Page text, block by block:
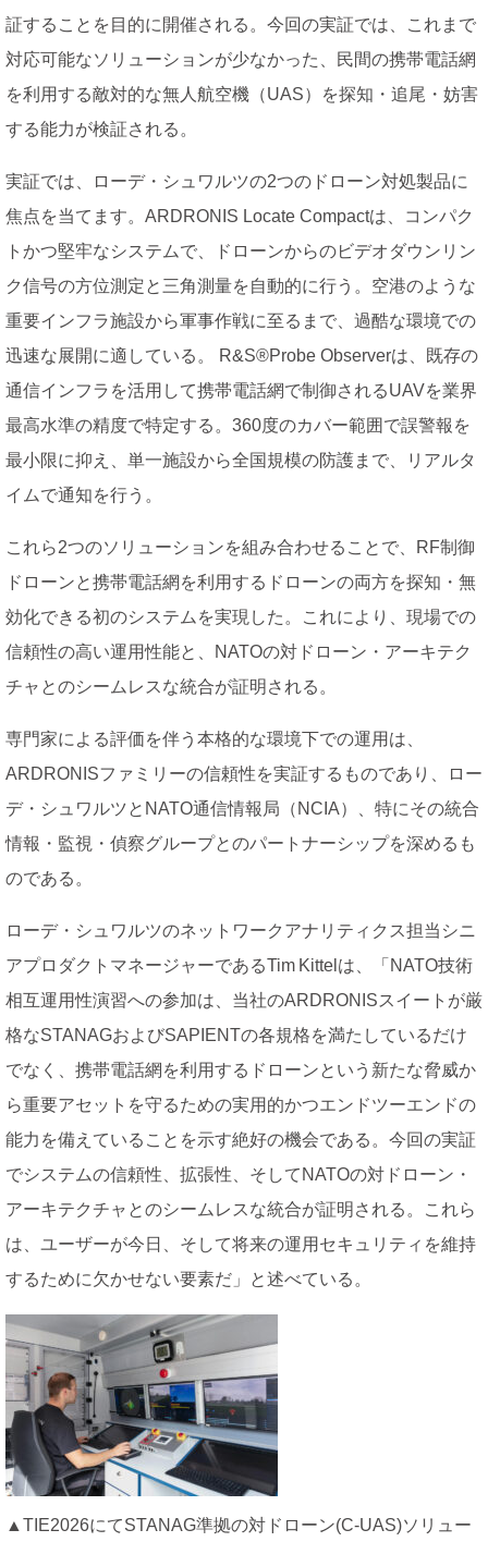
証することを目的に開催される。今回の実証では、これまで
対応可能なソリューションが少なかった、民間の携帯電話網
を利用する敵対的な無人航空機（UAS）を探知・追尾・妨害
する能力が検証される。
実証では、ローデ・シュワルツの2つのドローン対処製品に
焦点を当てます。ARDRONIS Locate Compactは、コンパク
トかつ堅牢なシステムで、ドローンからのビデオダウンリン
ク信号の方位測定と三角測量を自動的に行う。空港のような
重要インフラ施設から軍事作戦に至るまで、過酷な環境での
迅速な展開に適している。 R&S®Probe Observerは、既存の
通信インフラを活用して携帯電話網で制御されるUAVを業界
最高水準の精度で特定する。360度のカバー範囲で誤警報を
最小限に抑え、単一施設から全国規模の防護まで、リアルタ
イムで通知を行う。
これら2つのソリューションを組み合わせることで、RF制御
ドローンと携帯電話網を利用するドローンの両方を探知・無
効化できる初のシステムを実現した。これにより、現場での
信頼性の高い運用性能と、NATOの対ドローン・アーキテク
チャとのシームレスな統合が証明される。
専門家による評価を伴う本格的な環境下での運用は、
ARDRONISファミリーの信頼性を実証するものであり、ロー
デ・シュワルツとNATO通信情報局（NCIA）、特にその統合
情報・監視・偵察グループとのパートナーシップを深めるも
のである。
ローデ・シュワルツのネットワークアナリティクス担当シニ
アプロダクトマネージャーであるTim Kittelは、「NATO技術
相互運用性演習への参加は、当社のARDRONISスイートが厳
格なSTANAGおよびSAPIENTの各規格を満たしているだけ
でなく、携帯電話網を利用するドローンという新たな脅威か
ら重要アセットを守るための実用的かつエンドツーエンドの
能力を備えていることを示す絶好の機会である。今回の実証
でシステムの信頼性、拡張性、そしてNATOの対ドローン・
アーキテクチャとのシームレスな統合が証明される。これら
は、ユーザーが今日、そして将来の運用セキュリティを維持
するために欠かせない要素だ」と述べている。
▲TIE2026にてSTANAG準拠の対ドローン(C-UAS)ソリュー